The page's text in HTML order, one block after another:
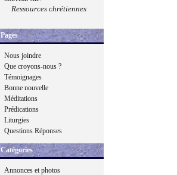
Ressources chrétiennes
Pages
Nous joindre
Que croyons-nous ?
Témoignages
Bonne nouvelle
Méditations
Prédications
Liturgies
Questions Réponses
Catégories
Annonces et photos